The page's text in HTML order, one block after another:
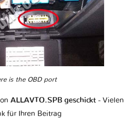
is the OBD port
ALLAVTO.SPB geschickt - Vielen
für Ihren Beitrag